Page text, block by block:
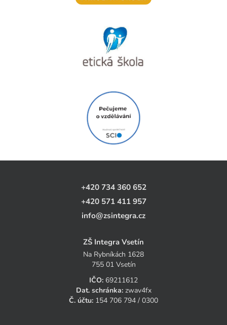
+420 734 360 652
+420 571 411 957
info@zsintegra.cz
ZŠ Integra Vsetín
Na Rybníkách 1628
755 01 Vsetín
IČO: 69211612
Dat. schránka: zwav4fx
Č. účtu: 154 706 794 / 0300